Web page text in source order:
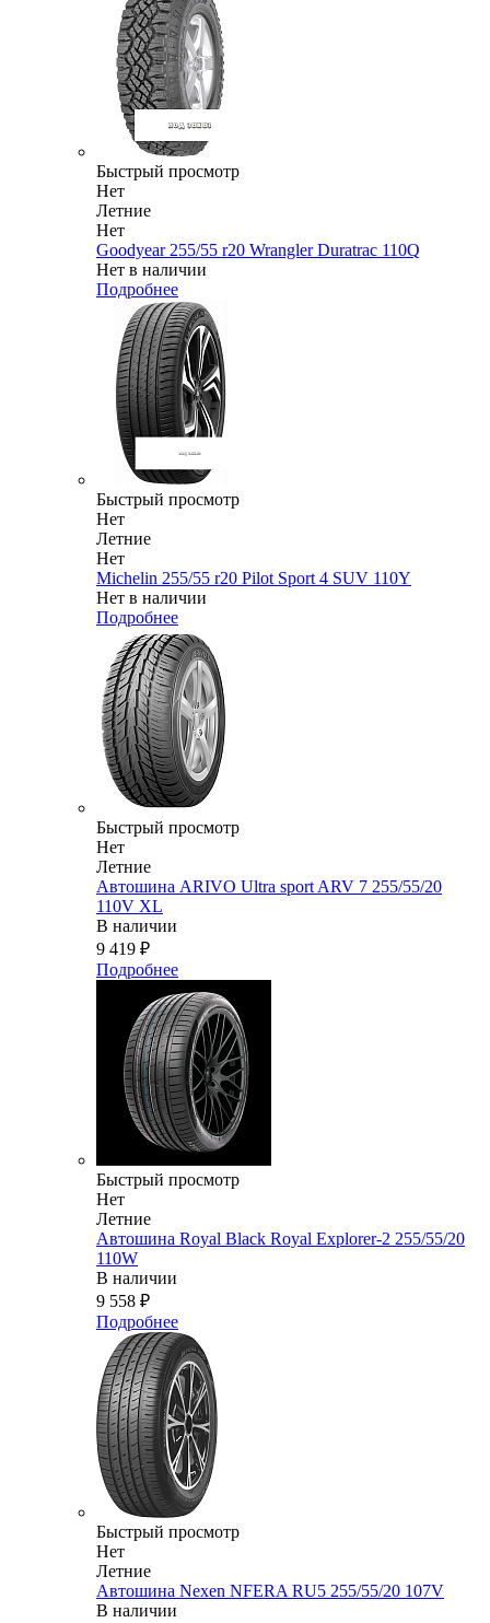
Быстрый просмотр
Нет
Летние
Нет
Goodyear 255/55 r20 Wrangler Duratrac 110Q
Нет в наличии
Подробнее
Быстрый просмотр
Нет
Летние
Нет
Michelin 255/55 r20 Pilot Sport 4 SUV 110Y
Нет в наличии
Подробнее
Быстрый просмотр
Нет
Летние
Автошина ARIVO Ultra sport ARV 7 255/55/20
110V XL
В наличии
9 419 ₽
Подробнее
Быстрый просмотр
Нет
Летние
Автошина Royal Black Royal Explorer-2 255/55/20
110W
В наличии
9 558 ₽
Подробнее
Быстрый просмотр
Нет
Летние
Автошина Nexen NFERA RU5 255/55/20 107V
В наличии